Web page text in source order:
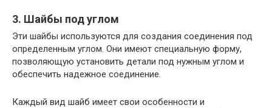
3. Шайбы под углом
Эти шайбы используются для создания соединения под
определенным углом. Они имеют специальную форму,
позволяющую установить детали под нужным углом и
обеспечить надежное соединение.
Каждый вид шайб имеет свои особенности и